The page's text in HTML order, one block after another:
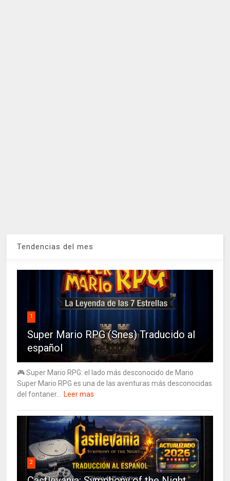
Tendencias del mes
1
Super Mario RPG (Snes) Traducido al
español
🎮 Super Mario RPG: el lado más desconocido de Mario
Super Mario RPG es una de las aventuras más desconocidas
del fontaner...
Leer mas
2